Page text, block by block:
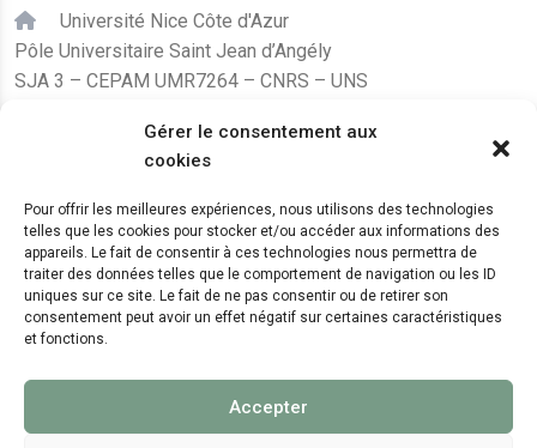
Gérer le consentement aux
cookies
Pour offrir les meilleures expériences, nous utilisons des technologies
telles que les cookies pour stocker et/ou accéder aux informations des
appareils. Le fait de consentir à ces technologies nous permettra de
traiter des données telles que le comportement de navigation ou les ID
uniques sur ce site. Le fait de ne pas consentir ou de retirer son
consentement peut avoir un effet négatif sur certaines caractéristiques
et fonctions.
Accepter
Université Nice Côte d'Azur
Pôle Universitaire Saint Jean d’Angély
SJA 3 – CEPAM UMR7264 – CNRS – UNS
+33 (0)4 89 15 24 08
LE CEPAM EST HÉBERGÉ PAR